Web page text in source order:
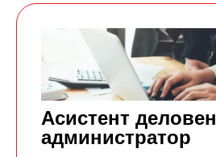
Асистент деловен
администратор